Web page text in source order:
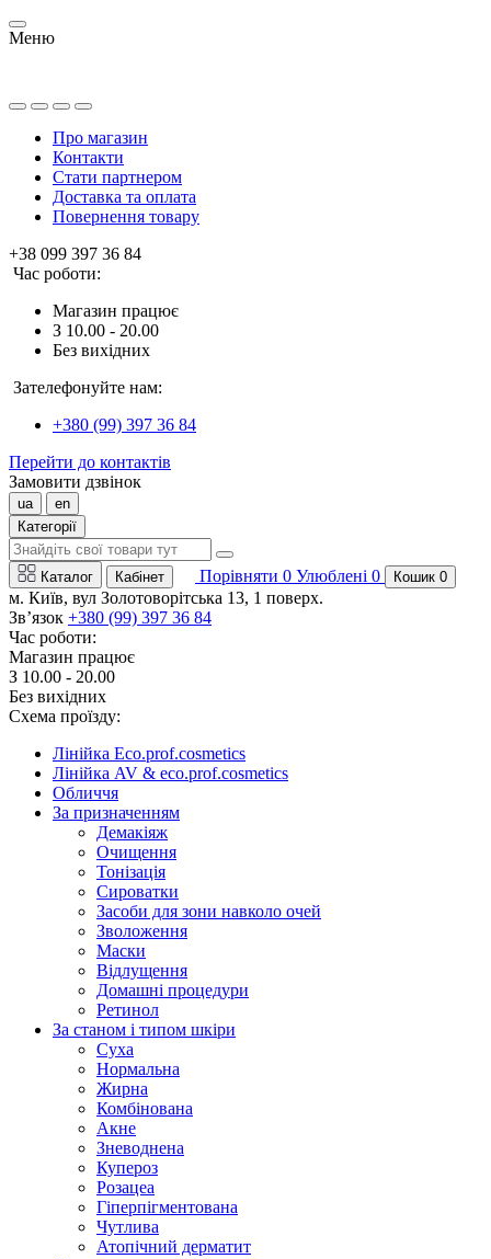
Меню
Про магазин
Контакти
Стати партнером
Доставка та оплата
Повернення товару
+38 099 397 36 84
Час роботи:
Магазин працює
З 10.00 - 20.00
Без вихідних
Зателефонуйте нам:
+380 (99) 397 36 84
Перейти до контактів
Замовити дзвінок
ua
en
Категорії
Каталог Кабінет Порівняти 0 Улюблені 0 Кошик 0
м. Київ, вул Золотоворітська 13, 1 поверх.
Зв’язок +380 (99) 397 36 84
Час роботи:
Магазин працює
З 10.00 - 20.00
Без вихідних
Схема проїзду:
Лінійка Eco.prof.cosmetics
Лінійка AV & eco.prof.cosmetics
Обличчя
За призначенням
Демакіяж
Очищення
Тонізація
Сироватки
Засоби для зони навколо очей
Зволоження
Маски
Відлущення
Домашні процедури
Ретинол
За станом і типом шкіри
Суха
Нормальна
Жирна
Комбінована
Акне
Зневоднена
Купероз
Розацеа
Гіперпігментована
Чутлива
Атопічний дерматит